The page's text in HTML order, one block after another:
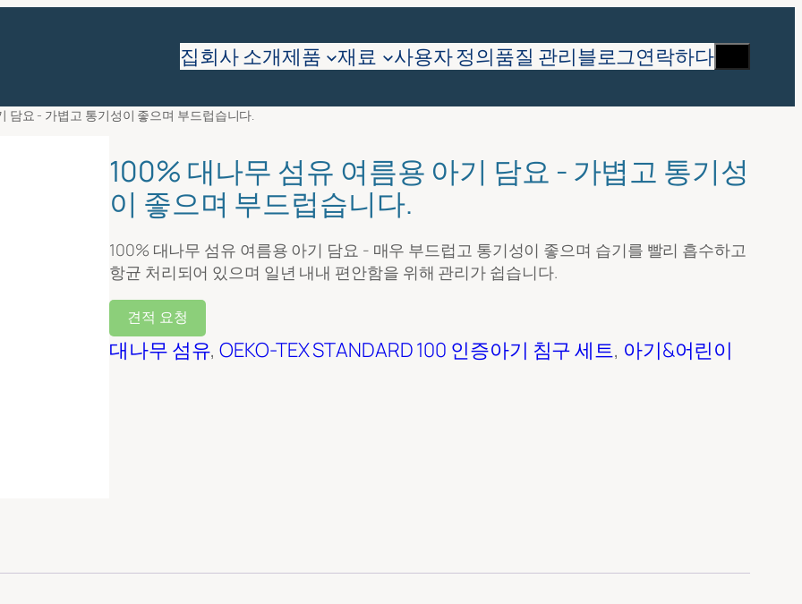
집회사 소개제품 재료 사용자 정의품질 관리블로그연락하다찾
담요 - 가볍고 통기성이 좋으며 부드럽습니다.
100% 대나무 섬유 여름용 아기 담요 - 가볍고 통기성
이 좋으며 부드럽습니다.
100% 대나무 섬유 여름용 아기 담요 - 매우 부드럽고 통기성이 좋으며 습기를 빨리 흡수하고
항균 처리되어 있으며 일년 내내 편안함을 위해 관리가 쉽습니다.
견적 요청
대나무 섬유, OEKO-TEX STANDARD 100 인증아기 침구 세트, 아기&어린이